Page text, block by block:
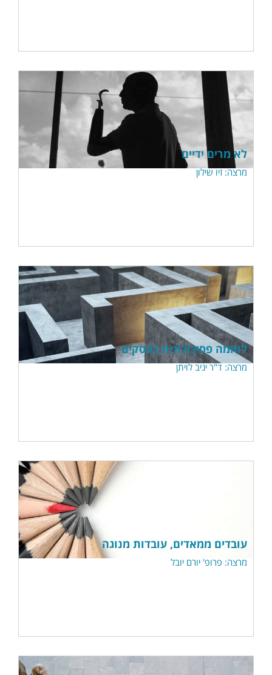
לא מרים ידיים
מרצה: זיו שילון
לוחמה פסיכולוגית בעסקים
מרצה: ד"ר יניב לויתן
עובדים ממאדים, עובדות מנוגה
מרצה: פרופ' יורם יובל